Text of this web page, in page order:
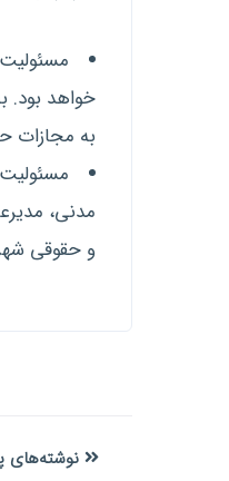
خواهد بود.
به مجازات
مدنی،
و حقوقی
نوشته‌های